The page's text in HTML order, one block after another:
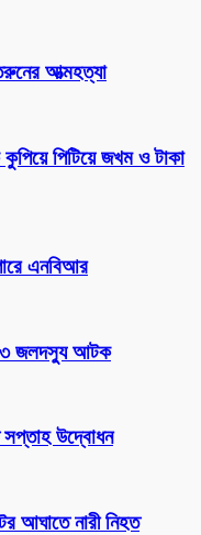
আত্মহত্যা
কুপিয়ে পিটিয়ে জখম ও টাকা
এনবিআর
৩ জলদস্যু আটক
সপ্তাহ উদ্বোধন
আঘাতে নারী নিহত